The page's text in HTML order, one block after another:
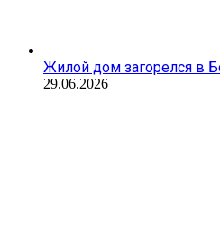
Жилой дом загорелся в
29.06.2026